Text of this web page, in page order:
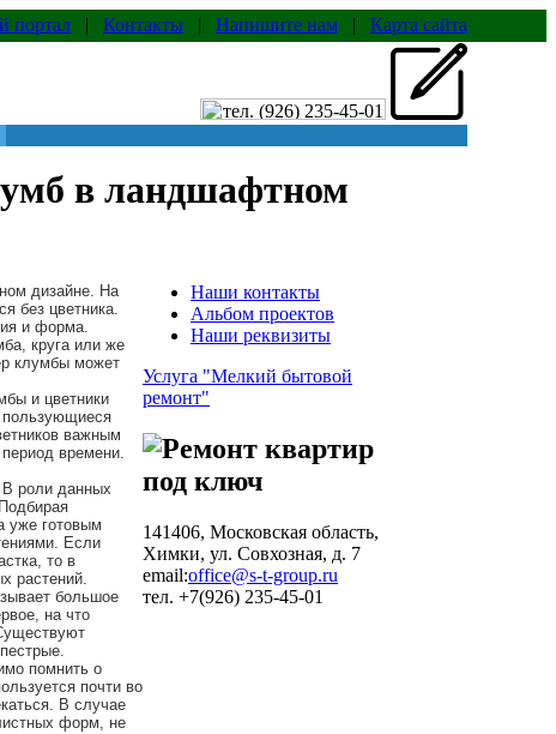
портал | Контакты | Напишите нам | Карта сайта
в ландшафтном
дизайне. На
без цветника.
и форма.
круга или же
клумбы может
и цветники
пользующиеся
важным
времени.
В роли данных
уже готовым
Если
то в
растений.
большое
на что
помнить о
почти во
В случае
форм, не
Наши контакты
Альбом проектов
Наши реквизиты
Услуга "Мелкий бытовой
ремонт"
141406, Московская область,
Химки, ул. Совхозная, д. 7
email:office@s-t-group.ru
тел. +7(926) 235-45-01